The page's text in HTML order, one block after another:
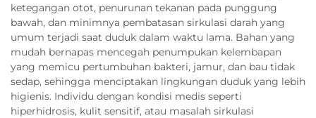
ketegangan otot, penurunan tekanan pada punggung
bawah, dan minimnya pembatasan sirkulasi darah yang
umum terjadi saat duduk dalam waktu lama. Bahan yang
mudah bernapas mencegah penumpukan kelembapan
yang memicu pertumbuhan bakteri, jamur, dan bau tidak
sedap, sehingga menciptakan lingkungan duduk yang lebih
higienis. Individu dengan kondisi medis seperti
hiperhidrosis, kulit sensitif, atau masalah sirkulasi